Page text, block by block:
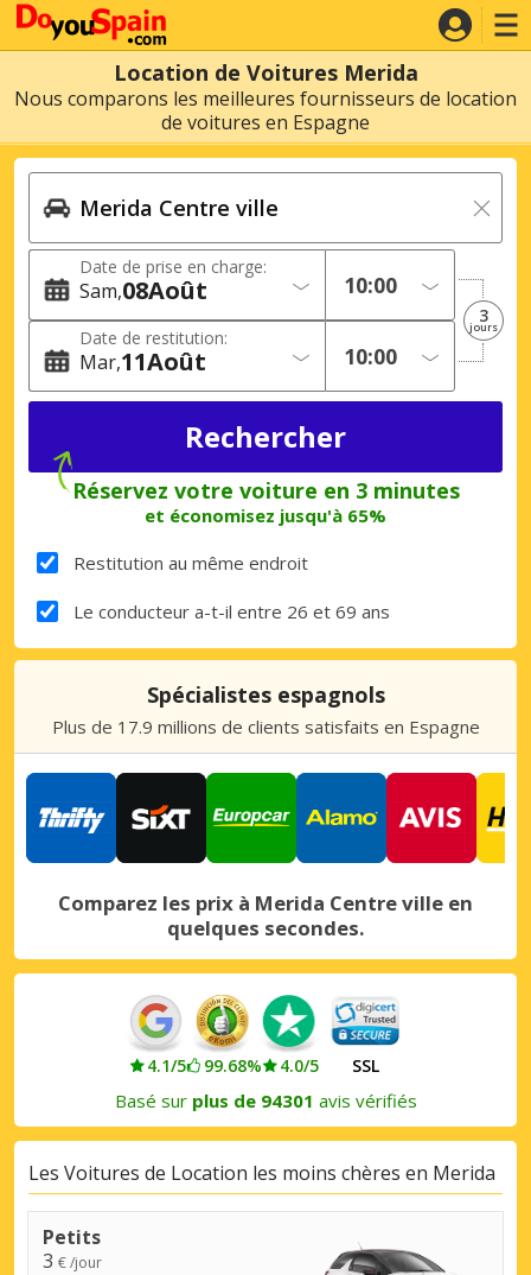
Location de Voitures Merida
Nous comparons les meilleures fournisseurs de location
de voitures en Espagne
Date de prise en charge:
Sam 08Août
Date de restitution:
Mar 11Août
3
jours
Réservez votre voiture en 3 minutes
et économisez jusqu'à 65%
Restitution au même endroit
Le conducteur a-t-il entre 26 et 69 ans
Spécialistes espagnols
Plus de 17.9 millions de clients satisfaits en Espagne
Comparez les prix à Merida Centre ville en
quelques secondes.
4.1/5 99.68% 4.0/5 SSL
Basé sur plus de 94301 avis vérifiés
Les Voitures de Location les moins chères en Merida
Petits
3 € /jour